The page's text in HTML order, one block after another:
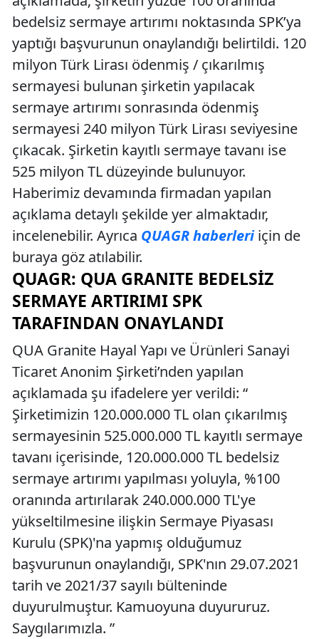
bedelsiz sermaye artırımı noktasında SPK’ya
yaptığı başvurunun onaylandığı belirtildi. 120
milyon Türk Lirası ödenmiş / çıkarılmış
sermayesi bulunan şirketin yapılacak
sermaye artırımı sonrasında ödenmiş
sermayesi 240 milyon Türk Lirası seviyesine
çıkacak. Şirketin kayıtlı sermaye tavanı ise
525 milyon TL düzeyinde bulunuyor.
Haberimiz devamında firmadan yapılan
açıklama detaylı şekilde yer almaktadır,
incelenebilir. Ayrıca QUAGR haberleriiçin de
buraya göz atılabilir.
QUAGR: QUA GRANITE BEDELSIZ
SERMAYE ARTIRIMI SPK
TARAFINDAN ONAYLANDI
QUA Granite Hayal Yapı ve Ürünleri Sanayi
Ticaret Anonim Şirketi’nden yapılan
açıklamada şu ifadelere yer verildi: “
Şirketimizin 120.000.000 TL olan çıkarılmış
sermayesinin 525.000.000 TL kayıtlı sermaye
tavanı içerisinde, 120.000.000 TL bedelsiz
sermaye artırımı yapılması yoluyla, %100
oranında artırılarak 240.000.000 TL'ye
yükseltilmesine ilişkin Sermaye Piyasası
Kurulu (SPK)'na yapmış olduğumuz
başvurunun onaylandığı, SPK'nın 29.07.2021
tarih ve 2021/37 sayılı bülteninde
duyurulmuştur. Kamuoyuna duyururuz.
Saygılarımızla. ”